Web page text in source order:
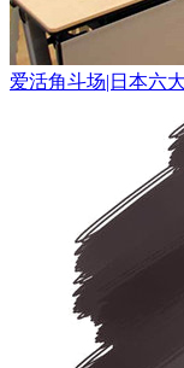
爱活角斗场|日本六